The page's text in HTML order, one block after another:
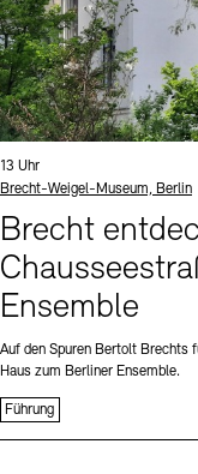
Uhrzeit:
13 Uhr
Standort
Brecht-Weigel-Museum, Berlin
Brecht
Ensemble
Auf den Spuren Bertolt Brechts
Haus zum Berliner Ensemble.
Führung